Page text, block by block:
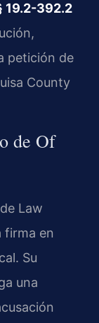
19.2-392.2
petición de
County
de Of
Law
firma en
Su
una